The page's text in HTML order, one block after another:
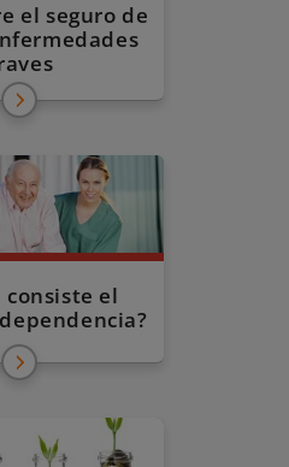
el seguro de
consiste el